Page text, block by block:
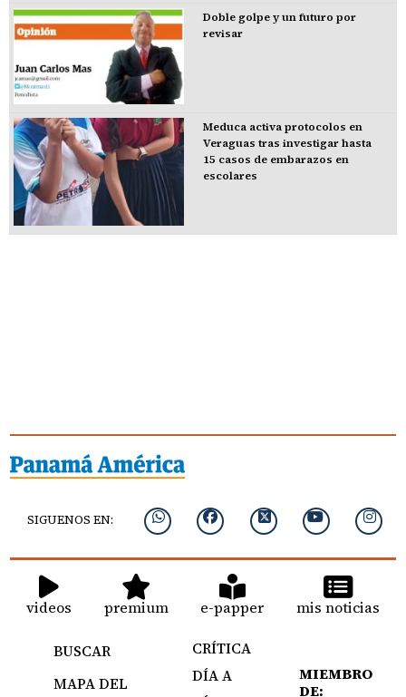
Doble golpe y un futuro por
revisar
Meduca activa protocolos en
Veraguas tras investigar hasta
15 casos de embarazos en
escolares
SIGUENOS EN:
videos premium e-papper mis noticias
BUSCAR
MAPA DEL
CRÍTICA
DÍA A
MIEMBRO
DE: